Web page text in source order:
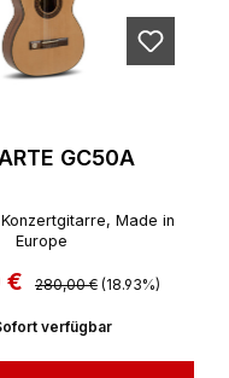
GC50A
Made in
Europe
€ Regulärer Preis:
280,00 € (18.93%)
verfügbar